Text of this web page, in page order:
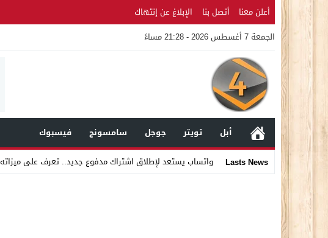
أعلن معنا أتصل بنا
الإبلاغ عن إنتهاك
الجمعة 7 أغسطس 2026 - 21:28 مساءً
أبل تويتر جوجل سامسونج
فيسبوك
Lasts News
واتساب يستعد لإطلاق اشتراك مدفوع جديد.. تعرف على ميزاته